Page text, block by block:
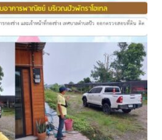
2566 integrity transparency